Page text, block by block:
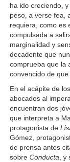
ha ido creciendo,
peso, a verse fea,
requiera, como es
compulsada a
marginalidad y
decadente que
comprueba que la
convencido de
En el acápite de
abocados al
encuentran dos
que interpreta a
protagonista de
Gómez,
de prensa antes
sobre Conducta ,